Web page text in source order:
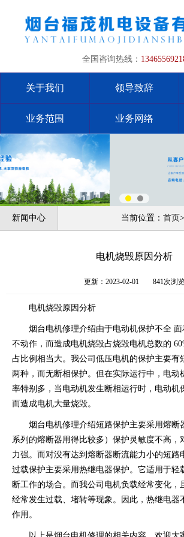
全国咨询热线：
关于我们 领导致辞
业务范围 业务网络
新闻中心 当前位置： 首页>
电机烧毁原因分析
更新：2023-02-01 841次浏
电机烧毁原因分析
烟台电机修理介绍由于电动机保护不全
不动作，而造成电机烧毁占烧毁电机总数的
占比例相当大。我公司低压电机的保护主要有
两种，而无断相保护。但在实际运行中，电动
率特别多，当电动机发生断相运行时，电动机
而造成电机大量烧毁。
烟台电机修理介绍短路保护主要采用熔断
系列的熔断器用得比较多）保护灵敏度不高，
力强。而对没有达到熔断器断流能力小的短路
过载保护主要采用热继电器保护。它适用于轻
断工作的场合。而我公司电机负载经常变化，
经常发生过载、堵转等现象。因此，热继电器
作用。